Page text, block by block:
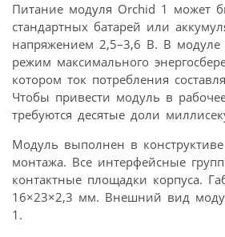
Питание модуля Orchid 1 может
стандартных батарей или
напряжением 2,5–3,6 В. В модуле
режим максимального
котором ток потребления
Чтобы привести модуль в
требуются десятые доли
Модуль выполнен в
монтажа. Все интерфейсные
контактные площадки корпуса.
16×23×2,3 мм. Внешний вид
1.